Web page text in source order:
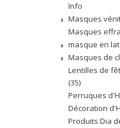
Info
Masques
Masques
masque en
Masques de
Lentilles de
(35)
Perruques
Décoration
Produits Dia